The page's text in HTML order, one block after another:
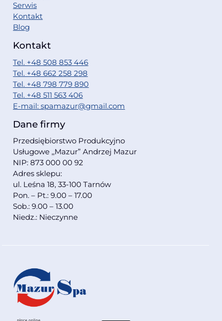
Serwis
Kontakt
Blog
Kontakt
Tel. +48 508 853 446
Tel. +48 662 258 298
Tel. +48 798 779 890
Tel. +48 511 563 406
E-mail: spamazur@gmail.com
Dane firmy
Przedsiębiorstwo Produkcyjno
Usługowe ,,Mazur” Andrzej Mazur
NIP: 873 000 00 92
Adres sklepu:
ul. Leśna 18, 33-100 Tarnów
Pon. – Pt.: 9.00 – 17.00
Sob.: 9.00 – 13.00
Niedz.: Nieczynne